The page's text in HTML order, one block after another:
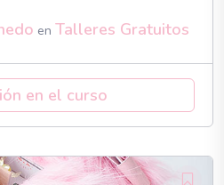
en Talleres Gratuitos
en el curso